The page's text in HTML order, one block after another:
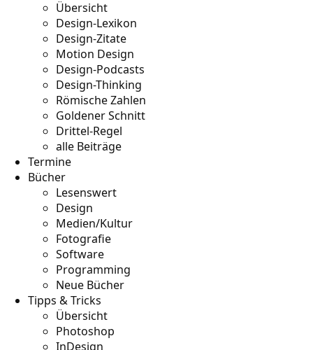
Übersicht
Design-Lexikon
Design-Zitate
Motion Design
Design-Podcasts
Design-Thinking
Römische Zahlen
Goldener Schnitt
Drittel-Regel
alle Beiträge
Termine
Bücher
Lesenswert
Design
Medien/Kultur
Fotografie
Software
Programming
Neue Bücher
Tipps & Tricks
Übersicht
Photoshop
InDesign